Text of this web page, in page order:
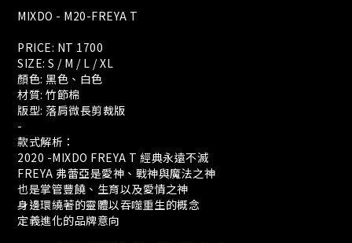
MIXDO - M20-FREYA T
PRICE: NT 1700
SIZE: S / M / L / XL
顏色: 黑色、白色
材質: 竹節棉
版型: 落肩微長剪裁版
-
款式解析：
2020 -MIXDO FREYA T 經典永遠不滅
FREYA 弗蕾亞是愛神、戰神與魔法之神
也是掌管豐饒、生育以及愛情之神
身邊環繞著的靈體以吞噬重生的概念
定義進化的品牌意向